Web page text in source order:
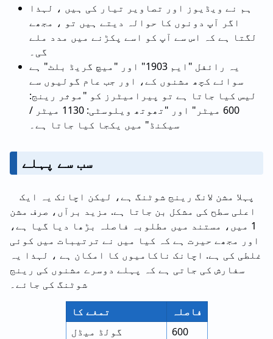
ہم نے ویڈیوز اور تصاویر تیار کی ہیں ، لہذا
اگر آپ دونوں کا حوالہ دیتے ہیں تو ، مجھے
لگتا ہے کہ اس سے آپ کو اسے پکڑنے میں مدد ملے
گی۔
یہ رائفل "ایم 1903" اور "میچ گریڈ بلٹ" ہے
سوائے کچھ مشنوں کے، اور جب عام گولیوں سے
لیس کیا جاتا ہے تو پیرامیٹرز کو "موثر رینج:
600 میٹر" اور "تھوتھ ویلوسٹی: 1130 میٹر /
سیکنڈ" میں یکجا کیا جاتا ہے۔
سب سے پہلے
پہلا مشن لانگ رینج شوٹنگ ہے، لیکن اچانک یہ ایک
اعلی سطح کی مشکل بن جاتا ہے. مزید برآں، صرف مشن
1 میں، مستند میں مطلوبہ فاصلہ بڑھا دیا گیا ہے،
اور مجھے حیرت ہے کہ کیا میں نے ترتیبات میں کوئی
غلطی کی ہے. اچانک ناکامیوں کا امکان ہے ، لہذا یہ
سفارش کی جاتی ہے کہ پہلے دوسرے مشنوں کی رینج
شوٹنگ کی جائے۔
تمغے کا
فاصلہ
گولڈ میڈل
600